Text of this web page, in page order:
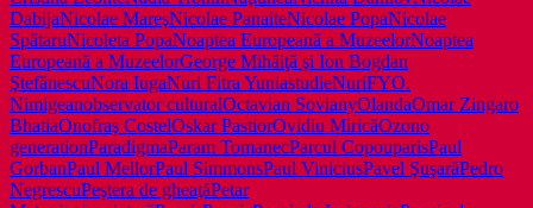
DabijaNicolae MareşNicolae PanaiteNicolae PopaNicolae
SpătaruNicoleta PopaNoaptea Europeană a MuzeelorNoaptea
Europeană a MuzeelorGeorge Mihăiţă şi Ion Bogdan
ŞtefănescuNora IugaNuri Fitra YuniastudieNuriFYO.
Nimigeanobservator culturalOctavian SovianyOlandaOmar Zingaro
BhatiaOnofraş CostelOskar PastiorOvidiu MiricăOzono
generationParadigmaParam TomanecParcul CopouparisPaul
GorbanPaul MellorPaul SimmonsPaul ViniciusPavel ŞuşarăPedro
NegrescuPeştera de gheaţăPetar